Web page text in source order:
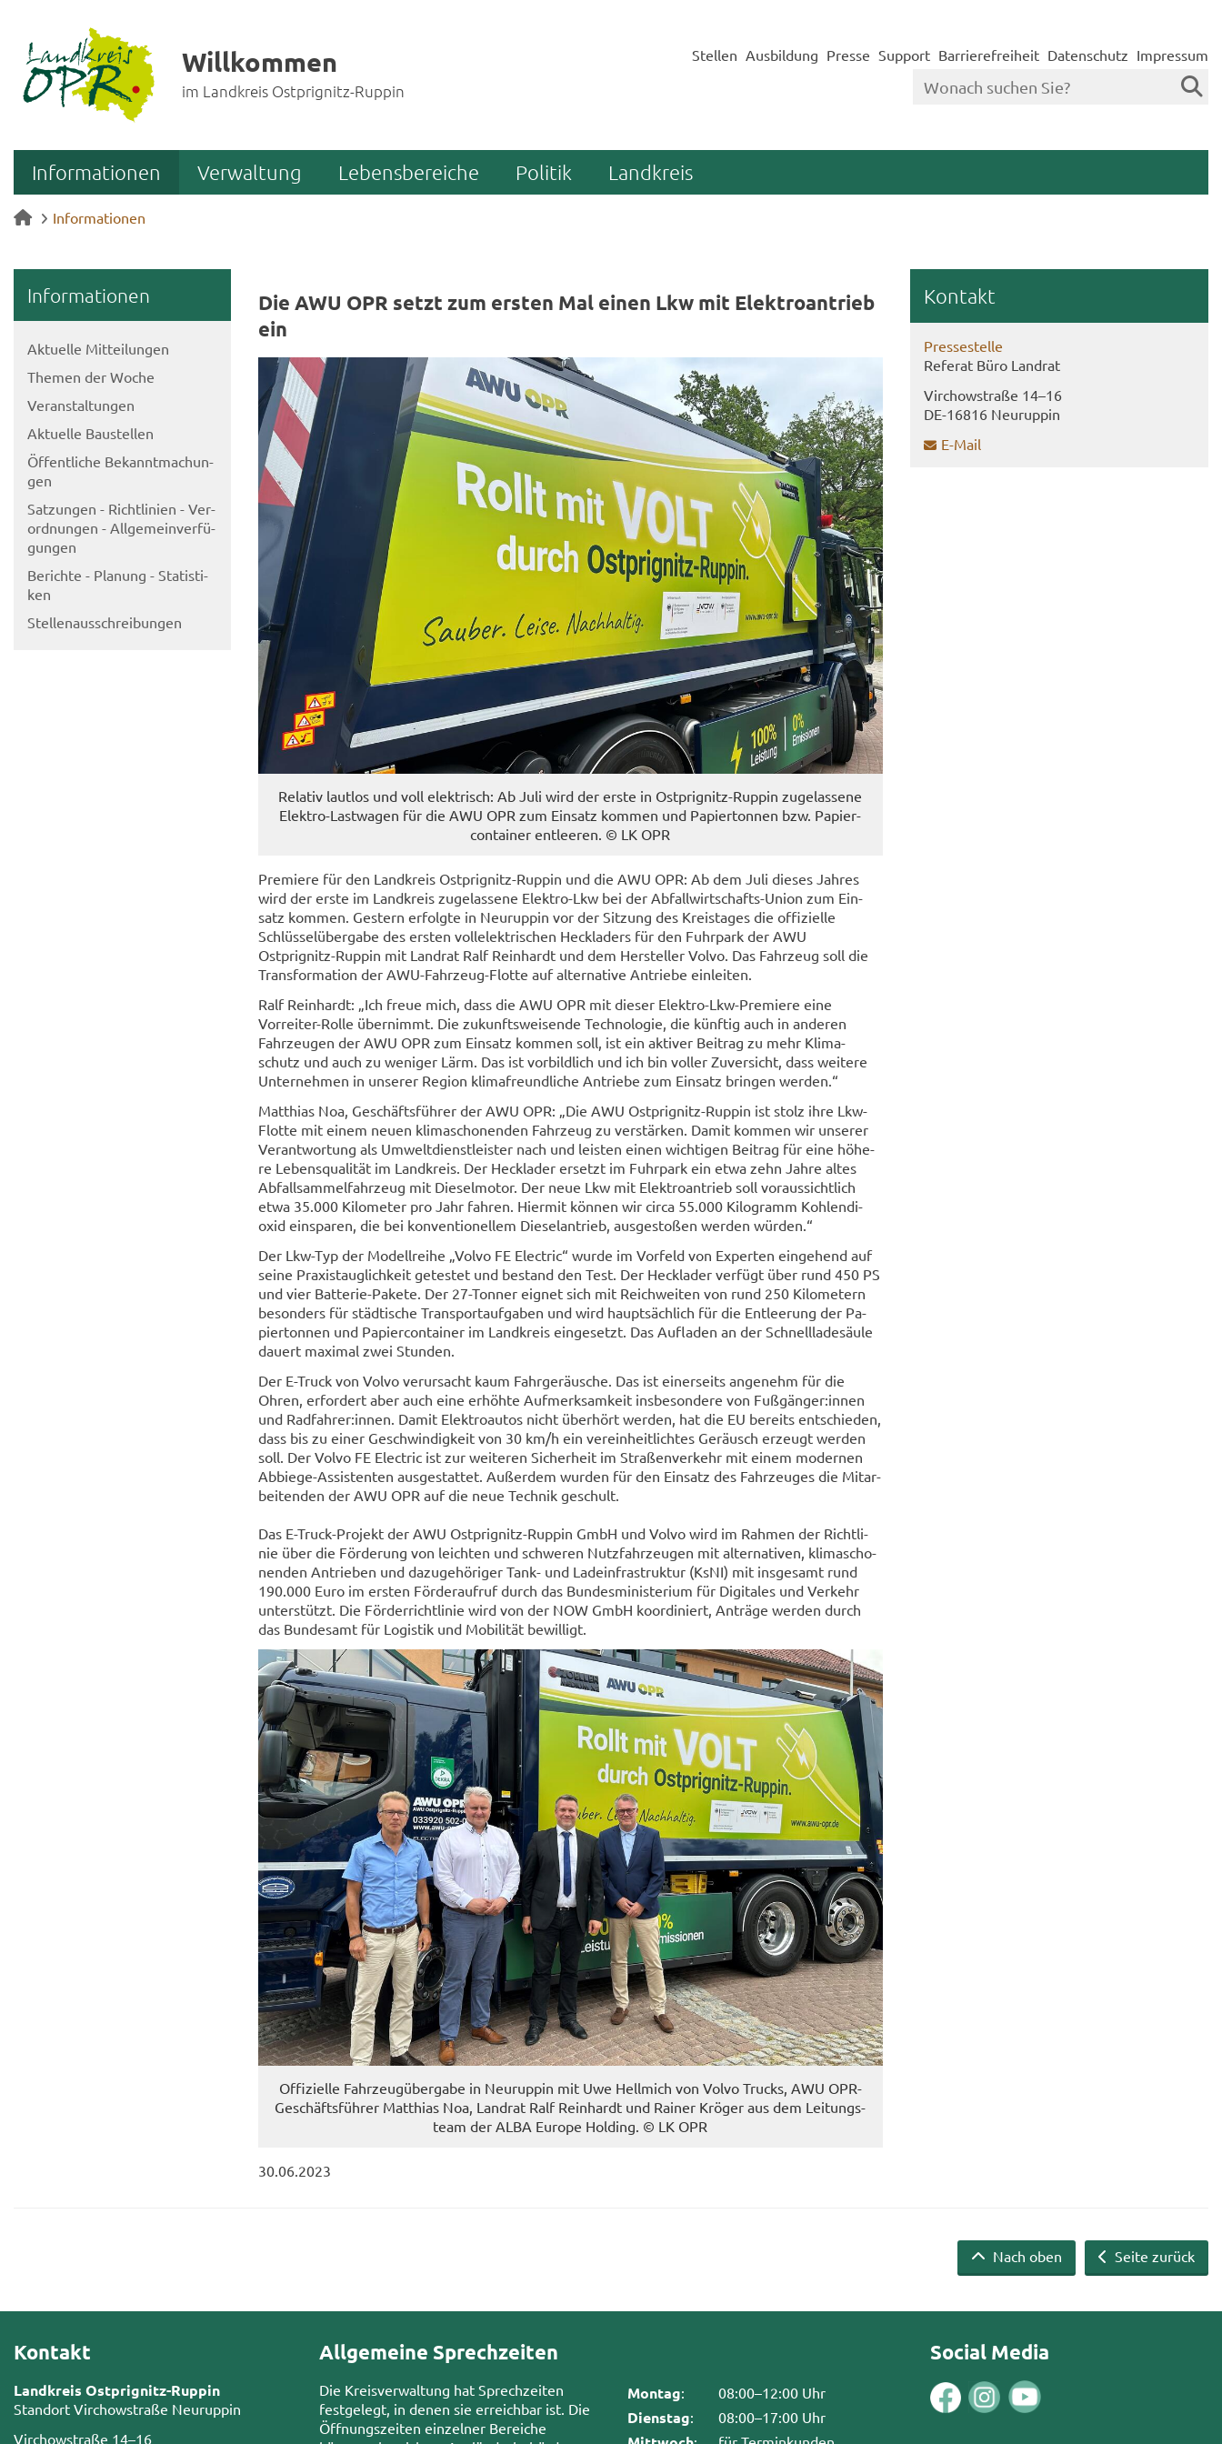
Willkommen
im Landkreis Ostprignitz-Ruppin
Stellen Ausbildung Presse Support Barrierefreiheit Datenschutz Impressum
Informationen Verwaltung Lebensbereiche Politik Landkreis
Informationen
In­for­ma­tio­nen
Ak­tu­el­le Mit­tei­lun­gen
The­men der Woche
Ver­an­stal­tun­gen
Ak­tu­el­le Bau­stel­len
Öf­fent­li­che Be­kannt­ma­chun­
gen
Sat­zun­gen - Richt­li­ni­en - Ver­
ord­nun­gen - All­ge­mein­ver­fü­
gun­gen
Be­rich­te - Pla­nung - Sta­tis­ti­
ken
Stel­len­aus­schrei­bun­gen
Die AWU OPR setzt zum ers­ten Mal einen Lkw mit Elek­tro­an­trieb
ein
Re­la­tiv laut­los und voll elek­trisch: Ab Juli wird der erste in Ostprignitz-​Ruppin zu­ge­las­se­ne
Elektro-​Lastwagen für die AWU OPR zum Ein­satz kom­men und Pa­pier­ton­nen bzw. Pa­pier­
con­tai­ner ent­lee­ren. © LK OPR
Pre­mie­re für den Land­kreis Ostprignitz-​Ruppin und die AWU OPR: Ab dem Juli die­ses Jah­res
wird der erste im Land­kreis zu­ge­las­se­ne Elektro-​Lkw bei der Abfallwirtschafts-​Union zum Ein­
satz kom­men. Ges­tern er­folg­te in Neu­rup­pin vor der Sit­zung des Kreis­ta­ges die of­fi­zi­el­le
Schlüs­sel­über­ga­be des ers­ten voll­elek­tri­schen Heck­la­ders für den Fuhr­park der AWU
Ostprignitz-​Ruppin mit Land­rat Ralf Rein­hardt und dem Her­stel­ler Volvo. Das Fahr­zeug soll die
Trans­for­ma­ti­on der AWU-​Fahrzeug-Flotte auf al­ter­na­ti­ve An­trie­be ein­lei­ten.
Ralf Rein­hardt: „Ich freue mich, dass die AWU OPR mit die­ser Elektro-​Lkw-Premiere eine
Vorreiter-​Rolle über­nimmt. Die zu­kunfts­wei­sen­de Tech­no­lo­gie, die künf­tig auch in an­de­ren
Fahr­zeu­gen der AWU OPR zum Ein­satz kom­men soll, ist ein ak­ti­ver Bei­trag zu mehr Kli­ma­
schutz und auch zu we­ni­ger Lärm. Das ist vor­bild­lich und ich bin vol­ler Zu­ver­sicht, dass wei­te­re
Un­ter­neh­men in un­se­rer Re­gi­on kli­ma­freund­li­che An­trie­be zum Ein­satz brin­gen wer­den.“
Mat­thi­as Noa, Ge­schäfts­füh­rer der AWU OPR: „Die AWU Ostprignitz-​Ruppin ist stolz ihre Lkw-​
Flotte mit einem neuen kli­ma­scho­nen­den Fahr­zeug zu ver­stär­ken. Damit kom­men wir un­se­rer
Ver­ant­wor­tung als Um­welt­dienst­leis­ter nach und leis­ten einen wich­ti­gen Bei­trag für eine hö­he­
re Le­bens­qua­li­tät im Land­kreis. Der Heck­la­der er­setzt im Fuhr­park ein etwa zehn Jahre altes
Ab­fall­sam­mel­fahr­zeug mit Die­sel­mo­tor. Der neue Lkw mit Elek­tro­an­trieb soll vor­aus­sicht­lich
etwa 35.000 Ki­lo­me­ter pro Jahr fah­ren. Hier­mit kön­nen wir circa 55.000 Ki­lo­gramm Koh­len­di­
oxid ein­spa­ren, die bei kon­ven­tio­nel­lem Die­sel­an­trieb, aus­ge­sto­ßen wer­den wür­den.“
Der Lkw-​Typ der Mo­dell­rei­he „Volvo FE Electric“ wurde im Vor­feld von Ex­per­ten ein­ge­hend auf
seine Pra­xis­taug­lich­keit ge­tes­tet und be­stand den Test. Der Heck­la­der ver­fügt über rund 450 PS
und vier Batterie-​Pakete. Der 27-​Tonner eig­net sich mit Reich­wei­ten von rund 250 Ki­lo­me­tern
be­son­ders für städ­ti­sche Trans­port­auf­ga­ben und wird haupt­säch­lich für die Ent­lee­rung der Pa­
pier­ton­nen und Pa­pier­con­tai­ner im Land­kreis ein­ge­setzt. Das Auf­la­den an der Schnell­la­de­säu­le
dau­ert ma­xi­mal zwei Stun­den.
Der E-​Truck von Volvo ver­ur­sacht kaum Fahr­ge­räu­sche. Das ist ei­ner­seits an­ge­nehm für die
Ohren, er­for­dert aber auch eine er­höh­te Auf­merk­sam­keit ins­be­son­de­re von Fuß­gän­ger:innen
und Rad­fah­rer:innen. Damit Elek­tro­au­tos nicht über­hört wer­den, hat die EU be­reits ent­schie­den,
dass bis zu einer Ge­schwin­dig­keit von 30 km/h ein ver­ein­heit­lich­tes Ge­räusch er­zeugt wer­den
soll. Der Volvo FE Electric ist zur wei­te­ren Si­cher­heit im Stra­ßen­ver­kehr mit einem mo­der­nen
Abbiege-​Assistenten aus­ge­stat­tet. Au­ßer­dem wur­den für den Ein­satz des Fahr­zeu­ges die Mit­ar­
bei­ten­den der AWU OPR auf die neue Tech­nik ge­schult.
Das E-​Truck-Projekt der AWU Ostprignitz-​Ruppin GmbH und Volvo wird im Rah­men der Richt­li­
nie über die För­de­rung von leich­ten und schwe­ren Nutz­fahr­zeu­gen mit al­ter­na­ti­ven, kli­ma­scho­
nen­den An­trie­ben und da­zu­ge­hö­ri­ger Tank- und La­dein­fra­struk­tur (KsNI) mit ins­ge­samt rund
190.000 Euro im ers­ten För­der­auf­ruf durch das Bun­des­mi­nis­te­ri­um für Di­gi­ta­les und Ver­kehr
un­ter­stützt. Die För­der­richt­li­nie wird von der NOW GmbH ko­or­di­niert, An­trä­ge wer­den durch
das Bun­des­amt für Lo­gis­tik und Mo­bi­li­tät be­wil­ligt.
Of­fi­zi­el­le Fahr­zeug­über­ga­be in Neu­rup­pin mit Uwe Hell­mich von Volvo Trucks, AWU OPR-​
Geschäftsführer Mat­thi­as Noa, Land­rat Ralf Rein­hardt und Rai­ner Krö­ger aus dem Lei­tungs­
team der ALBA Eu­ro­pe Hol­ding. © LK OPR
30.06.2023
Kon­takt
Pres­se­stel­le
Re­fe­rat Büro Land­rat
Virch­ow­stra­ße 14–16
DE-​16816 Neu­rup­pin
E-​Mail
Seite zurück
Nach oben
Kontakt
Landkreis Ostprignitz-Ruppin
Standort Virchowstraße Neuruppin
Virchowstraße 14–16
Allgemeine Sprechzeiten
Die Kreisverwaltung hat Sprechzeiten
festgelegt, in denen sie erreichbar ist. Die
Öffnungszeiten einzelner Bereiche
Montag: 08:00–12:00 Uhr
Dienstag: 08:00–17:00 Uhr
Social Media